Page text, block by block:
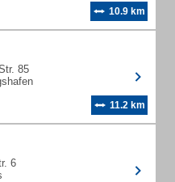
10.9 km
85
11.2 km
6